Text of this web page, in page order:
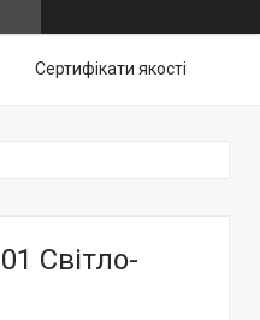
Сертифікати якості
Світло-